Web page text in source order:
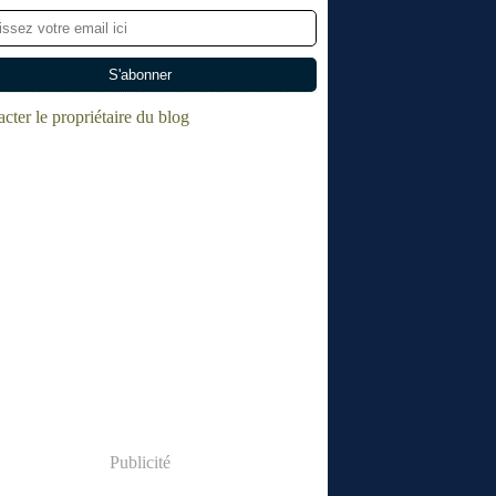
le propriétaire du blog
Publicité